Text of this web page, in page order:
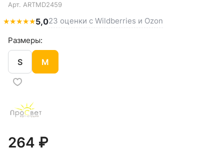
Арт. ARTMD2459
★★★★★5,023 оценки с Wildberries и Ozon
Размеры:
S M
264 ₽